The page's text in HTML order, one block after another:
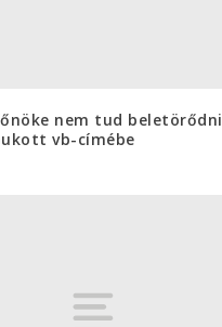
nem tud beletörődni
vb-címébe